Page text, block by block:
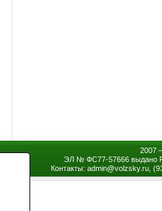
2007
ЭЛ № ФС77-57666 выдано
Контакты: admin@volzsky.ru,